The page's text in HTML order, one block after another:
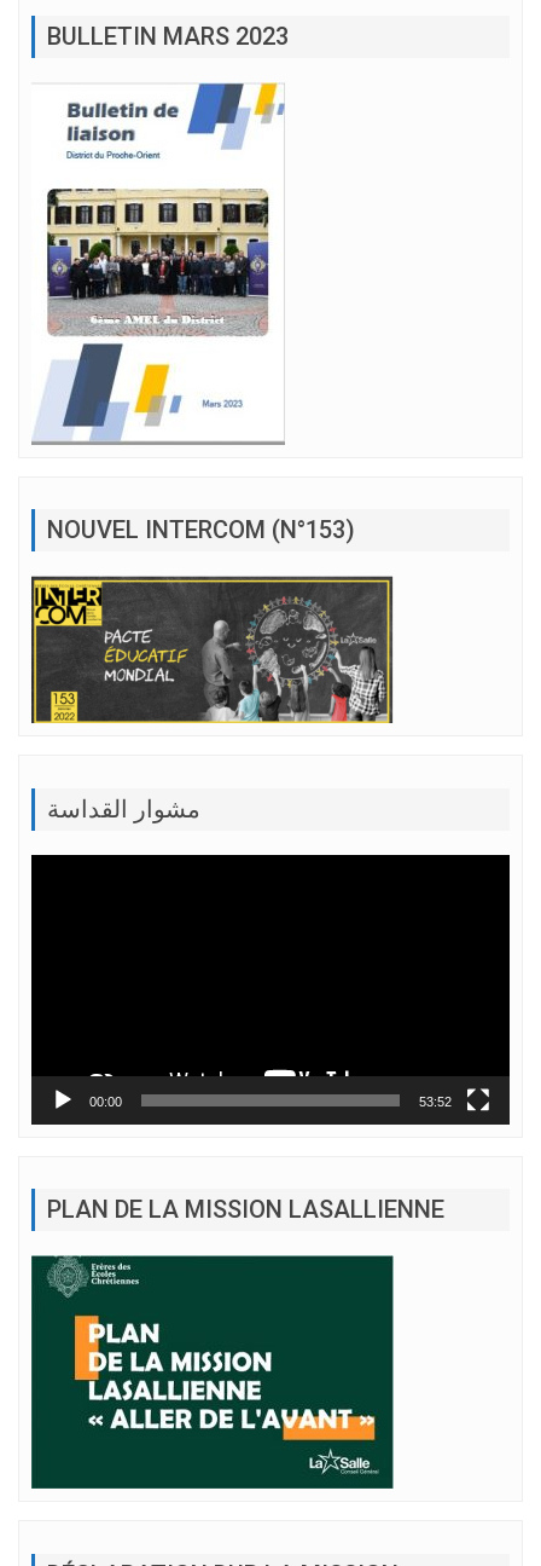
BULLETIN MARS 2023
NOUVEL INTERCOM (N°153)
مشوار القداسة
00:00 53:52
PLAN DE LA MISSION LASALLIENNE